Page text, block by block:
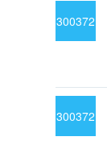
300372
300372